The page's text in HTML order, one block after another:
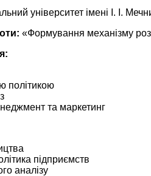
університет імені І. І.
«Формування механізму
політикою
та маркетинг
підприємств
аналізу